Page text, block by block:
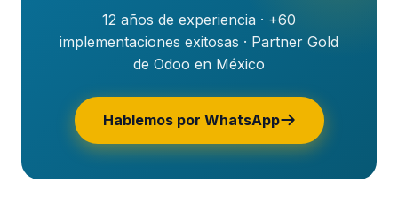
12 años de experiencia · +60
implementaciones exitosas · Partner Gold
de Odoo en México
Hablemos por WhatsApp